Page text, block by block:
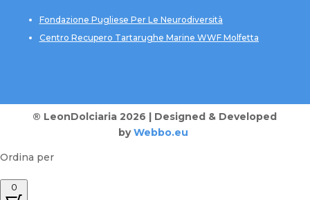
Fondazione Pugliese Per Le Neurodiversità
Centro Recupero Tartarughe Marine WWF Molfetta
® LeonDolciaria 2026 | Designed & Developed
by Webbo.eu
Ordina per
0